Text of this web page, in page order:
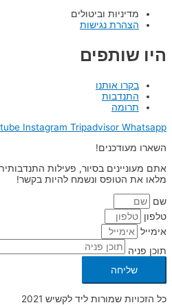
מדיניות וביטולים
הצהרת נגישות
היו שותפים
בקרו אותנו
התנדבות
תרומה
Instagram Tripadvisor Whatsapp
השארו מעודכנים!
אתם מעוניינים בסיור, פעילות
מלאו את הטופס ונשמח להיות בקשר!
שם
טלפון
אימייל
תוכן פניה
שליחה
כל הזכויות שמורות ליד לקשיש 2021